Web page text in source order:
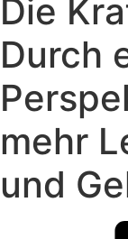
Die
Durch
mehr
und